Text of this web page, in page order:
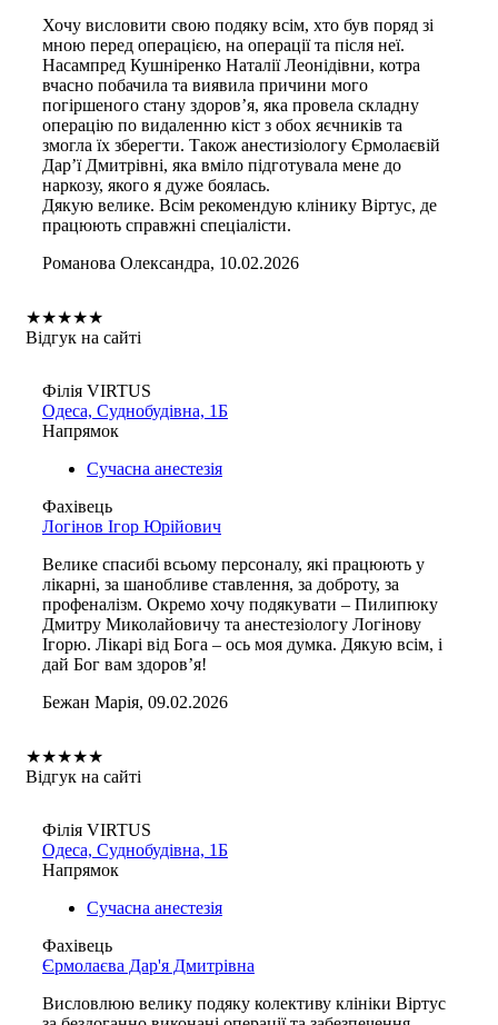
Хочу висловити свою подяку всім, хто був поряд зі
мною перед операцією, на операції та після неї.
Насампред Кушніренко Наталії Леонідівни, котра
вчасно побачила та виявила причини мого
погіршеного стану здоров’я, яка провела складну
операцію по видаленню кіст з обох яєчників та
змогла їх зберегти. Також анестизіологу Єрмолаєвій
Дар’ї Дмитрівні, яка вміло підготувала мене до
наркозу, якого я дуже боялась.
Дякую велике. Всім рекомендую клінику Віртус, де
працюють справжні спеціалісти.
Романова Олександра, 10.02.2026
★★★★★
Відгук на сайті
Філія VIRTUS
Одеса, Суднобудівна, 1Б
Напрямок
Сучасна анестезія
Фахівець
Логінов Ігор Юрійович
Велике спасибі всьому персоналу, які працюють у
лікарні, за шанобливе ставлення, за доброту, за
профеналізм. Окремо хочу подякувати – Пилипюку
Дмитру Миколайовичу та анестезіологу Логінову
Ігорю. Лікарі від Бога – ось моя думка. Дякую всім, і
дай Бог вам здоров’я!
Бежан Марія, 09.02.2026
★★★★★
Відгук на сайті
Філія VIRTUS
Одеса, Суднобудівна, 1Б
Напрямок
Сучасна анестезія
Фахівець
Єрмолаєва Дар'я Дмитрівна
Висловлюю велику подяку колективу клініки Віртус